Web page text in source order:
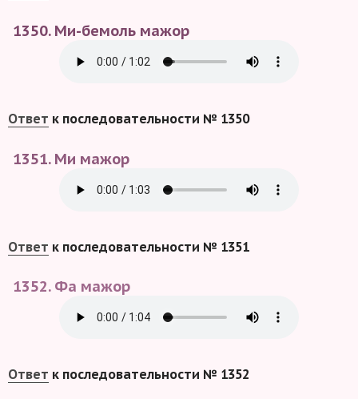
1350. Ми-бемоль мажор
Ответ к последовательности № 1350
1351. Ми мажор
Ответ к последовательности № 1351
1352. Фа мажор
Ответ к последовательности № 1352